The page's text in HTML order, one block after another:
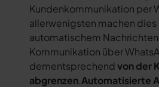
Kundenkommunikation per
allerwenigsten machen
automatischem
Kommunikation über
dementsprechendvon der
abgrenzen.Automatisierte